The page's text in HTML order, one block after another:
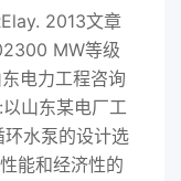
2013文章
MW等级
电力工程咨询
山东某电厂工
水泵的设计选
能和经济性的